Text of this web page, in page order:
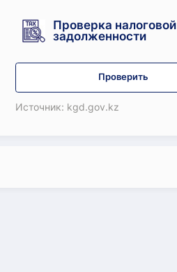
Проверка налоговой
задолженности
Проверить
Источник: kgd.gov.kz